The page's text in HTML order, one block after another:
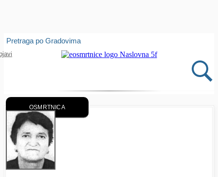
Otvori
Pretraga po Gradovima
OSMRTNICA